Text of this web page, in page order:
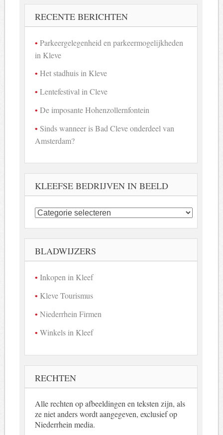
RECENTE BERICHTEN
Parkeergelegenheid en parkeermogelijkheden
in Kleve
Het stadhuis in Kleve
Lentefestival in Cleve
De imposante Hohenzollernfontein
Sinds wanneer is Bad Cleve onderdeel van
Amsterdam?
KLEEFSE BEDRIJVEN IN BEELD
Kleefse
bedrijven
beeld
BLADWIJZERS
Inkopen in Kleef
Kleve Tourismus
Niederrhein Firmen
Winkels in Kleef
RECHTEN
Alle rechten op afbeeldingen en teksten zijn, als
ze niet anders wordt aangegeven, exclusief op
Niederrhein media.